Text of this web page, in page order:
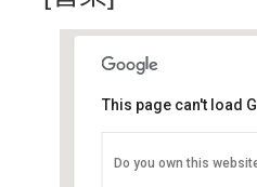
台灣師大體育館 -
This page can't load
Do you own this